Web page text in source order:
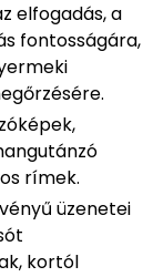
elfogadás, a
fontosságára,
rímek.
üzenetei
kortól